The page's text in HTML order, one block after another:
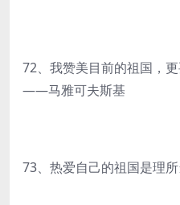
72、我赞美目前的祖国，更
——马雅可夫斯基
73、热爱自己的祖国是理